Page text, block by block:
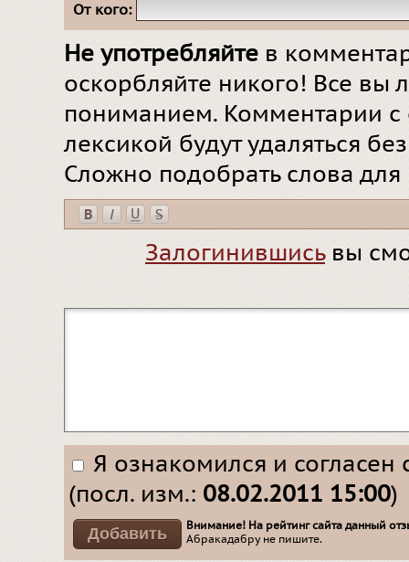
От кого:
Не употребляйте в
оскорбляйте никого! Все вы
пониманием. Комментарии
лексикой будут удаляться
Сложно подобрать слова
Залогинившисьвы
Я ознакомился и согласен
(посл. изм.: 08.02.2011 15:00)
Внимание! На рейтинг сайта данный
Абракадабру не пишите.